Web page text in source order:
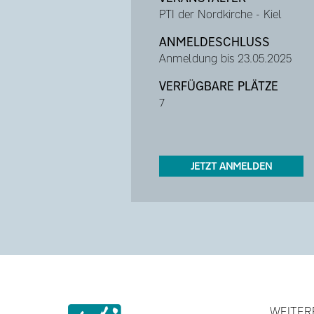
PTI der Nordkirche - Kiel
ANMELDESCHLUSS
Anmeldung bis 23.05.2025
VERFÜGBARE PLÄTZE
7
JETZT ANMELDEN